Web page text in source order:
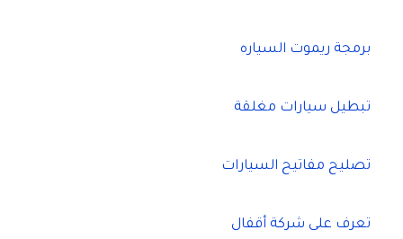
برمجة ريموت السياره
تبطيل سيارات مغلقة
تصليح مفاتيح السيارات
تعرف على شركة أقفال